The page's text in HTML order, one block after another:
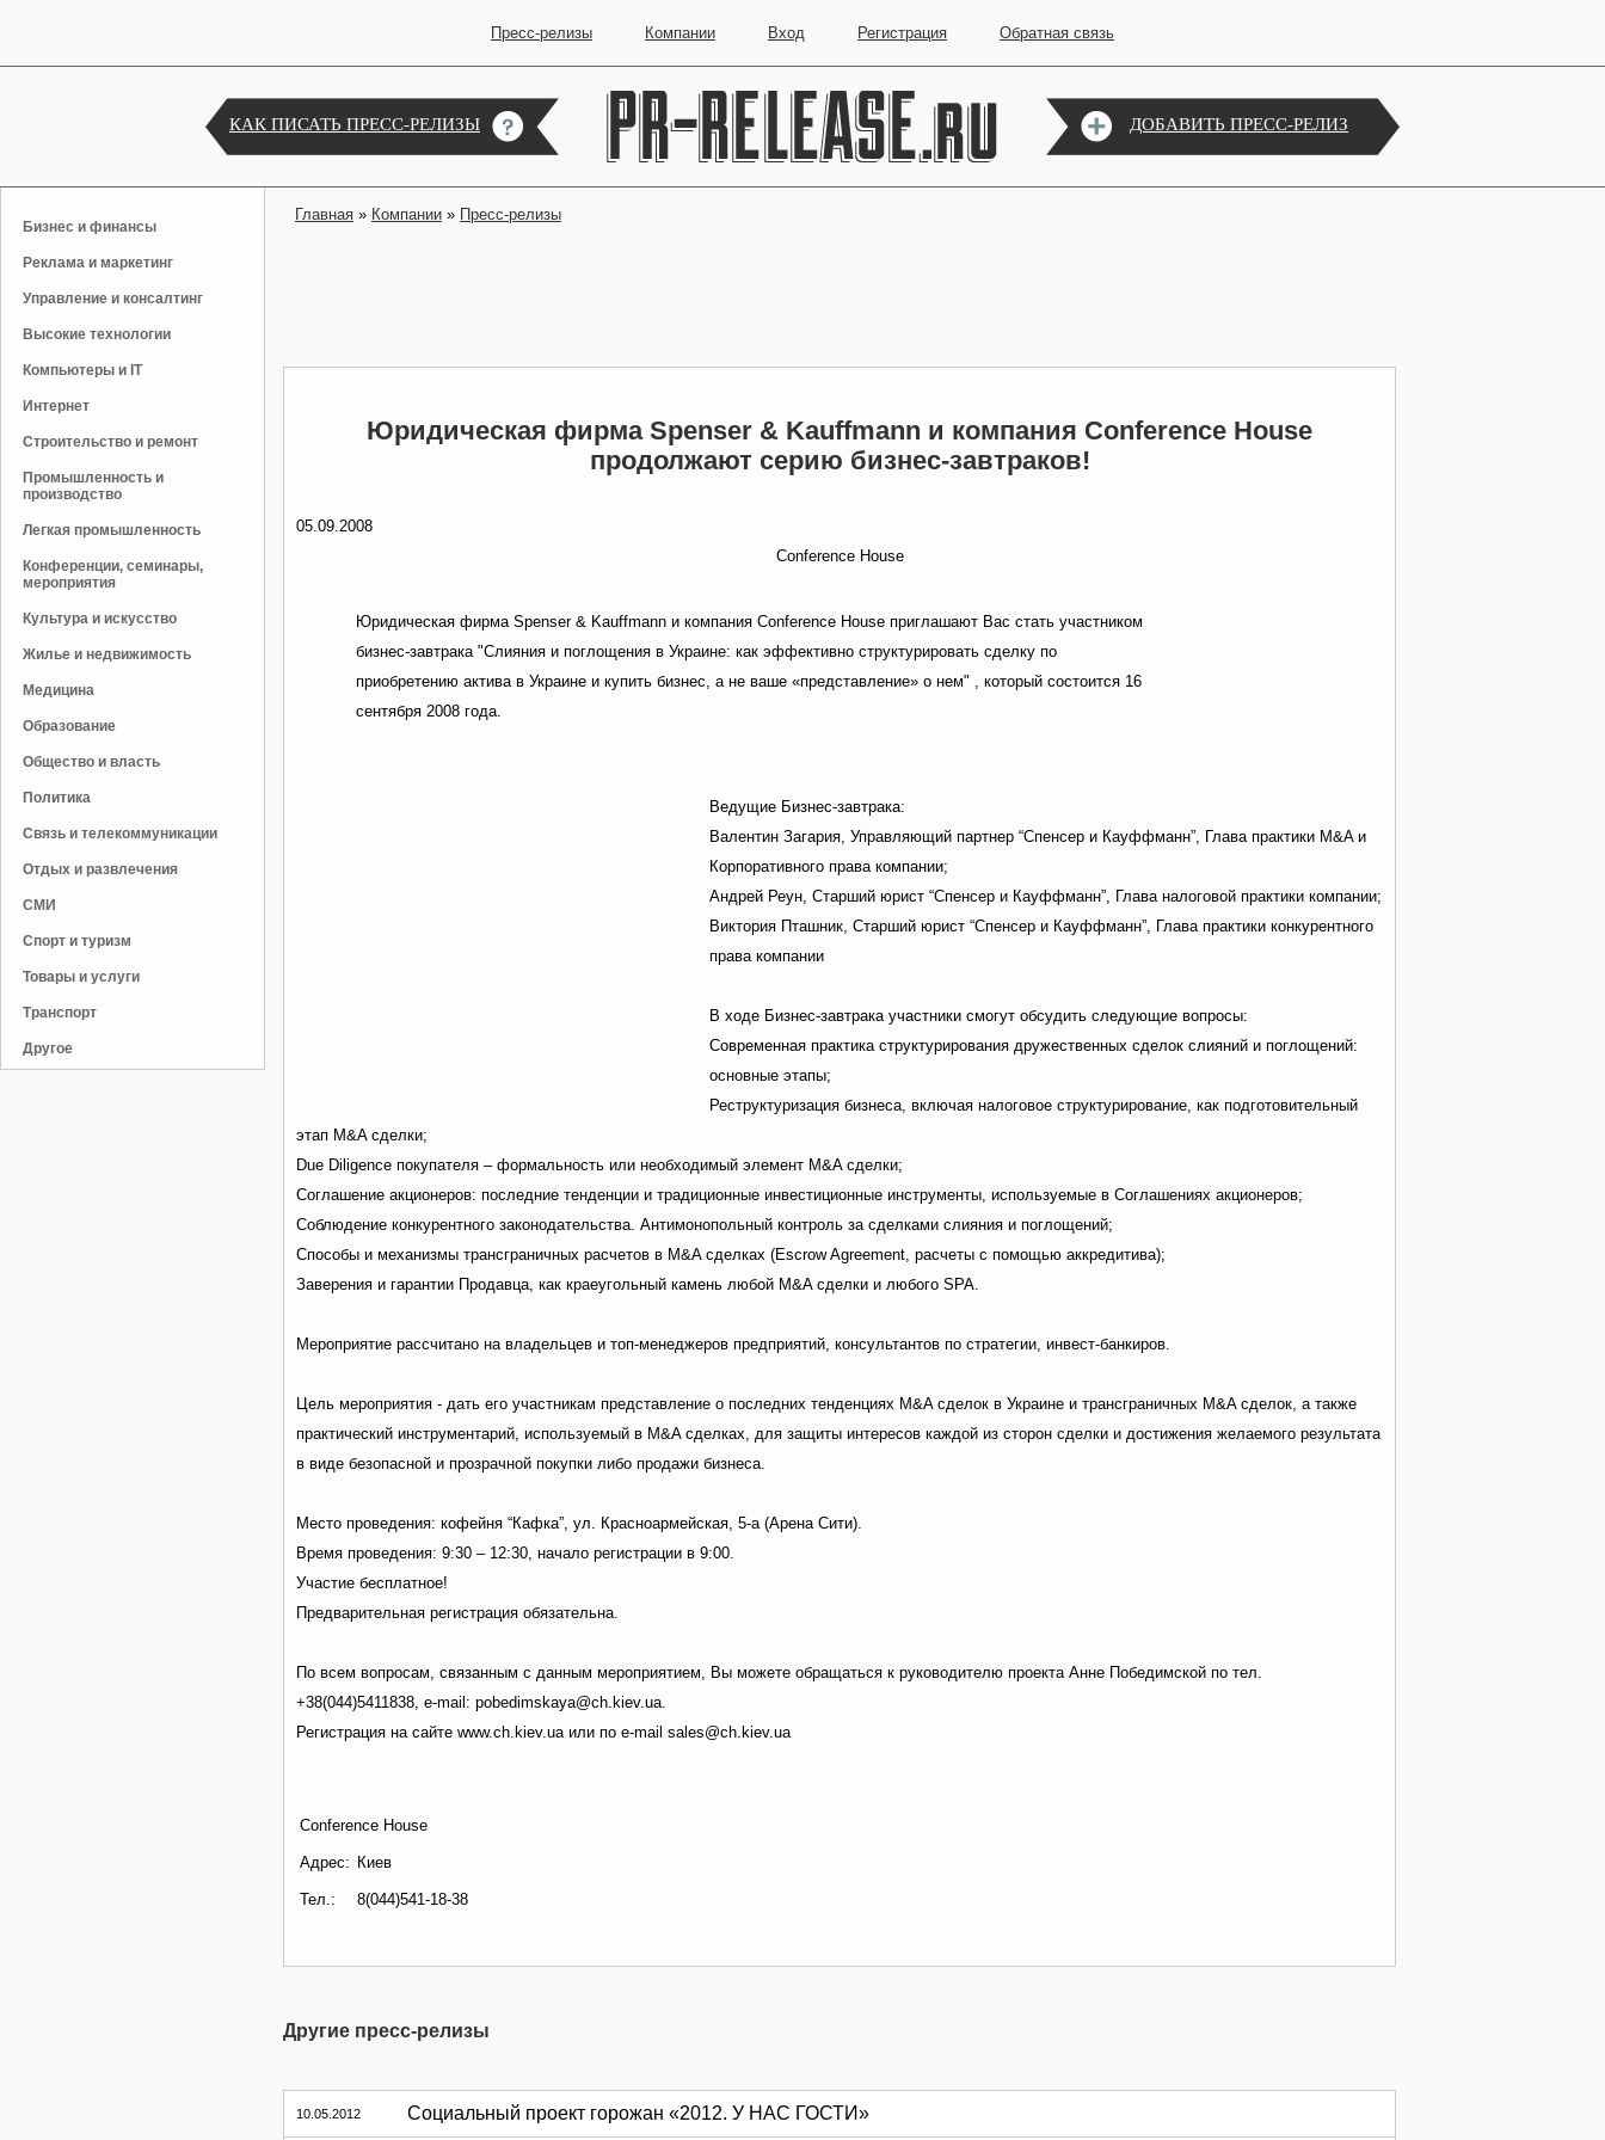
Пресс-релизы Компании Вход Регистрация Обратная связь
КАК ПИСАТЬ ПРЕСС-РЕЛИЗЫ ДОБАВИТЬ ПРЕСС-РЕЛИЗ
Бизнес и финансы
Реклама и маркетинг
Управление и консалтинг
Высокие технологии
Компьютеры и IT
Интернет
Строительство и ремонт
Промышленность и
производство
Легкая промышленность
Конференции, семинары,
мероприятия
Культура и искусство
Жилье и недвижимость
Медицина
Образование
Общество и власть
Политика
Связь и телекоммуникации
Отдых и развлечения
СМИ
Спорт и туризм
Товары и услуги
Транспорт
Другое
Главная » Компании » Пресс-релизы
Юридическая фирма Spenser & Kauffmann и компания Conference House
продолжают серию бизнес-завтраков!
05.09.2008
Conference House
Юридическая фирма Spenser & Kauffmann и компания Conference House приглашают Вас стать участником
бизнес-завтрака "Слияния и поглощения в Украине: как эффективно структурировать сделку по
приобретению актива в Украине и купить бизнес, а не ваше «представление» о нем" , который состоится 16
сентября 2008 года.
Ведущие Бизнес-завтрака:
Валентин Загария, Управляющий партнер “Спенсер и Кауффманн”, Глава практики M&A и
Корпоративного права компании;
Андрей Реун, Старший юрист “Спенсер и Кауффманн”, Глава налоговой практики компании;
Виктория Пташник, Старший юрист “Спенсер и Кауффманн”, Глава практики конкурентного
права компании
В ходе Бизнес-завтрака участники смогут обсудить следующие вопросы:
Современная практика структурирования дружественных сделок слияний и поглощений:
основные этапы;
Реструктуризация бизнеса, включая налоговое структурирование, как подготовительный
этап M&A сделки;
Due Diligence покупателя – формальность или необходимый элемент M&A сделки;
Соглашение акционеров: последние тенденции и традиционные инвестиционные инструменты, используемые в Соглашениях акционеров;
Соблюдение конкурентного законодательства. Антимонопольный контроль за сделками слияния и поглощений;
Способы и механизмы трансграничных расчетов в M&A сделках (Escrow Agreement, расчеты с помощью аккредитива);
Заверения и гарантии Продавца, как краеугольный камень любой M&A сделки и любого SPA.
Мероприятие рассчитано на владельцев и топ-менеджеров предприятий, консультантов по стратегии, инвест-банкиров.
Цель мероприятия - дать его участникам представление о последних тенденциях М&A сделок в Украине и трансграничных М&A сделок, а также
практический инструментарий, используемый в М&A сделках, для защиты интересов каждой из сторон сделки и достижения желаемого результата
в виде безопасной и прозрачной покупки либо продажи бизнеса.
Место проведения: кофейня “Кафка”, ул. Красноармейская, 5-а (Арена Сити).
Время проведения: 9:30 – 12:30, начало регистрации в 9:00.
Участие бесплатное!
Предварительная регистрация обязательна.
По всем вопросам, связанным с данным мероприятием, Вы можете обращаться к руководителю проекта Анне Победимской по тел.
+38(044)5411838, e-mail: pobedimskaya@ch.kiev.ua.
Регистрация на сайте www.ch.kiev.ua или по e-mail sales@ch.kiev.ua
Conference House
Адрес: Киев
Тел.: 8(044)541-18-38
Другие пресс-релизы
10.05.2012 Социальный проект горожан «2012. У НАС ГОСТИ»